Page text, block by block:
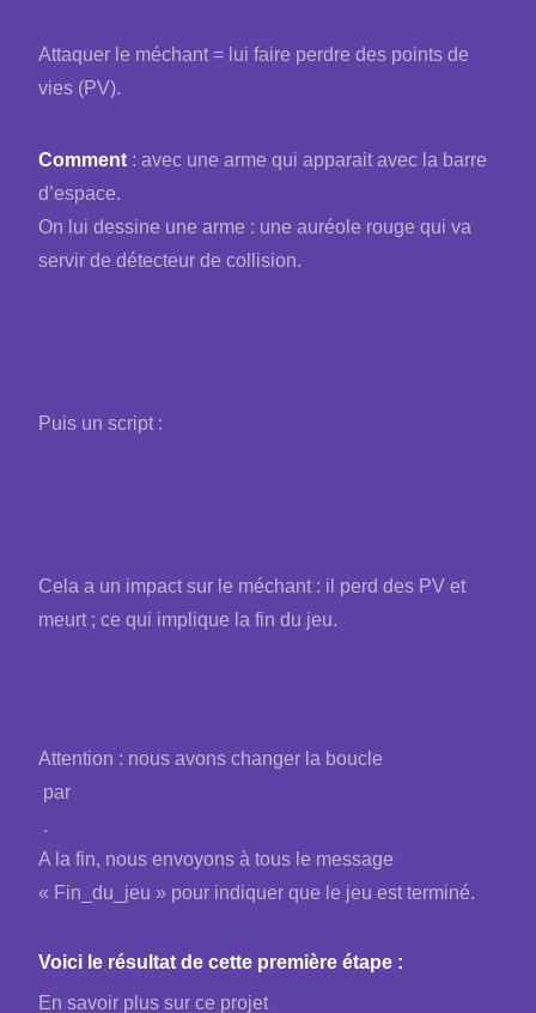
Attaquer le méchant = lui faire perdre des points de
vies (PV).
Comment : avec une arme qui apparait avec la barre
d’espace.
On lui dessine une arme : une auréole rouge qui va
servir de détecteur de collision.
Puis un script :
Cela a un impact sur le méchant : il perd des PV et
meurt ; ce qui implique la fin du jeu.
Attention : nous avons changer la boucle
par
.
A la fin, nous envoyons à tous le message
« Fin_du_jeu » pour indiquer que le jeu est terminé.
Voici le résultat de cette première étape :
En savoir plus sur ce projet